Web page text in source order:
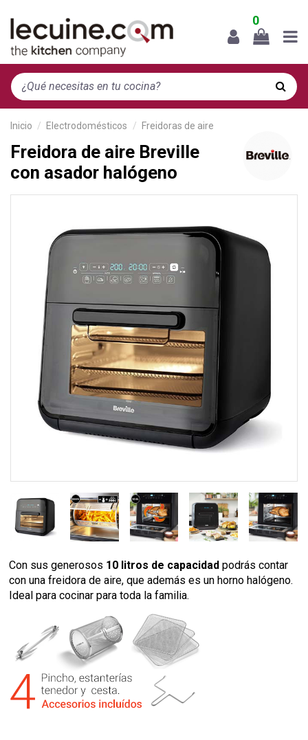
0
Inicio Electrodomésticos Freidoras de aire
Freidora de aire Breville
con asador halógeno
Con sus generosos 10 litros de capacidad podrás contar
con una freidora de aire, que además es un horno halógeno.
Ideal para cocinar para toda la familia.